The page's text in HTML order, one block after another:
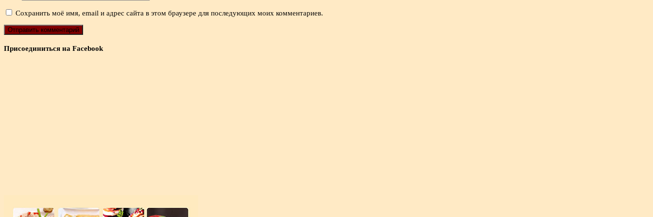
Сохранить моё имя, email и адрес сайта в этом браузере для последующих моих комментариев.
Присоединиться на Facebook